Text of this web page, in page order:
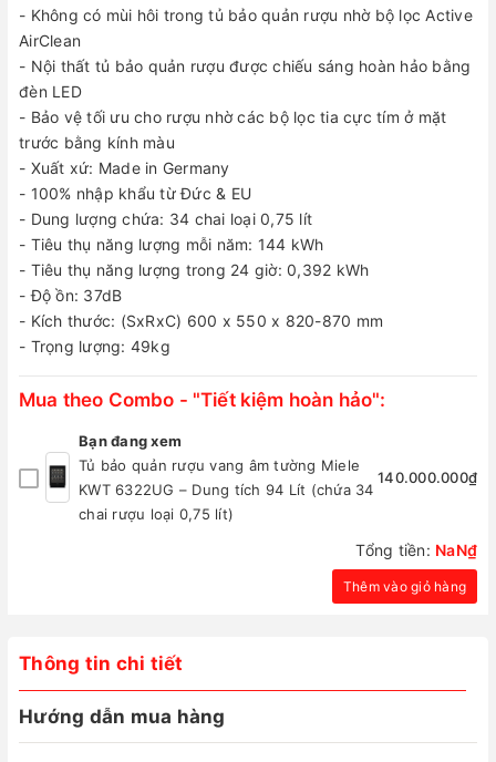
- Không có mùi hôi trong tủ bảo quản rượu nhờ bộ lọc Active
AirClean
- Nội thất tủ bảo quản rượu được chiếu sáng hoàn hảo bằng
đèn LED
- Bảo vệ tối ưu cho rượu nhờ các bộ lọc tia cực tím ở mặt
trước bằng kính màu
- Xuất xứ: Made in Germany
- 100% nhập khẩu từ Đức & EU
- Dung lượng chứa: 34 chai loại 0,75 lít
- Tiêu thụ năng lượng mỗi năm: 144 kWh
- Tiêu thụ năng lượng trong 24 giờ: 0,392 kWh
- Độ ồn: 37dB
- Kích thước: (SxRxC) 600 x 550 x 820-870 mm
- Trọng lượng: 49kg
Mua theo Combo - "Tiết kiệm hoàn hảo":
Bạn đang xem
Tủ bảo quản rượu vang âm tường Miele
KWT 6322UG – Dung tích 94 Lít (chứa 34
chai rượu loại 0,75 lít)
140.000.000₫
Tổng tiền: NaN₫
Thêm vào giỏ hàng
Thông tin chi tiết
Hướng dẫn mua hàng